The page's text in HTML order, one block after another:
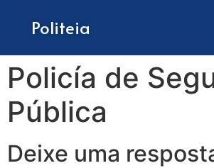
Politeia
Policía de
Pública
Deixe uma